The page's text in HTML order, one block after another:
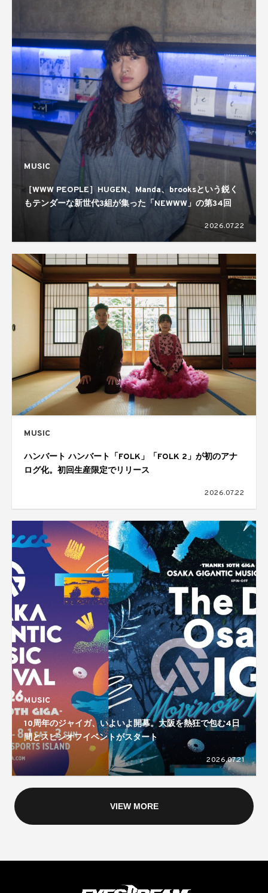
MUSIC
［WWW PEOPLE］HUGEN、Manda、brooksという鋭く
もテンダーな新世代3組が集った「NEWWW」の第34回
2026.07.22
MUSIC
ハンバート ハンバート「FOLK」「FOLK 2」が初のアナ
ログ化。初回生産限定でリリース
2026.07.22
MUSIC
10周年のジャイガ、いよいよ開幕。大阪を熱狂で包む4日
間とスピンオフイベントがスタート
2026.07.21
VIEW MORE